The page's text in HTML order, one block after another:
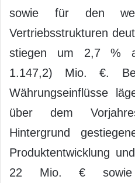
sowie für den
Vertriebsstrukturen
stiegen um 2,7 %
1.147,2) Mio. €.
Währungseinflüsse
über dem
Hintergrund
Produktentwicklung
22 Mio. € sowie